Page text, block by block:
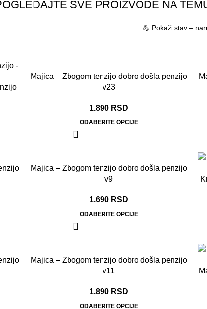
SVE PROIZVODE NA
💪 Pokaži stav –
Majica – Zbogom tenzijo dobro došla penzijo
v23
1.890 RSD
ODABERITE OPCIJE
Majica – Zbogom tenzijo dobro došla penzijo
v9
1.690 RSD
ODABERITE OPCIJE
Majica – Zbogom tenzijo dobro došla penzijo
v11
1.890 RSD
ODABERITE OPCIJE